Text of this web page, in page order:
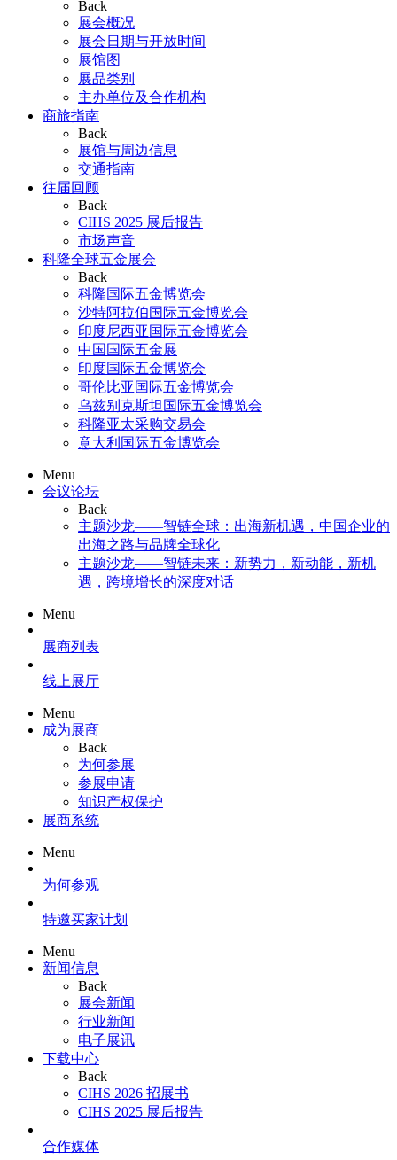
Back
展会概况
展会日期与开放时间
展馆图
展品类别
主办单位及合作机构
商旅指南
Back
展馆与周边信息
交通指南
往届回顾
Back
CIHS 2025 展后报告
市场声音
科隆全球五金展会
Back
科隆国际五金博览会
沙特阿拉伯国际五金博览会
印度尼西亚国际五金博览会
中国国际五金展
印度国际五金博览会
哥伦比亚国际五金博览会
乌兹别克斯坦国际五金博览会
科隆亚太采购交易会
意大利国际五金博览会
Menu
会议论坛
Back
主题沙龙——智链全球：出海新机遇，中国企业的
出海之路与品牌全球化
主题沙龙——智链未来：新势力，新动能，新机
遇，跨境增长的深度对话
Menu
展商列表
线上展厅
Menu
成为展商
Back
为何参展
参展申请
知识产权保护
展商系统
Menu
为何参观
特邀买家计划
Menu
新闻信息
Back
展会新闻
行业新闻
电子展讯
下载中心
Back
CIHS 2026 招展书
CIHS 2025 展后报告
合作媒体